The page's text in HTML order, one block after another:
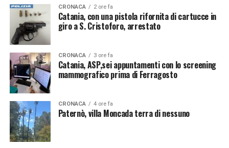
CRONACA 2 ore fa
Catania, con una pistola rifornita di cartucce in
giro a S. Cristoforo, arrestato
CRONACA 3 ore fa
Catania, ASP,sei appuntamenti con lo screening
mammografico prima di Ferragosto
CRONACA 4 ore fa
Paternò, villa Moncada terra di nessuno